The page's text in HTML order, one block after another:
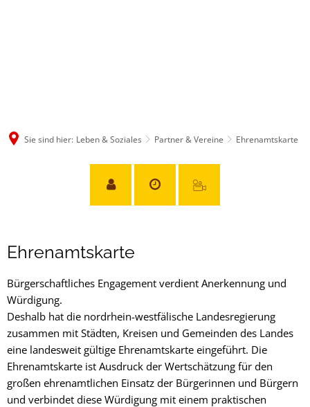
Sie sind hier: Leben & Soziales Partner & Vereine Ehrenamtskarte
Ehrenamtskarte
Bürgerschaftliches Engagement verdient Anerkennung und
Würdigung.
Deshalb hat die nordrhein-westfälische Landesregierung
zusammen mit Städten, Kreisen und Gemeinden des Landes
eine landesweit gültige Ehrenamtskarte eingeführt. Die
Ehrenamtskarte ist Ausdruck der Wertschätzung für den
großen ehrenamtlichen Einsatz der Bürgerinnen und Bürgern
und verbindet diese Würdigung mit einem praktischen